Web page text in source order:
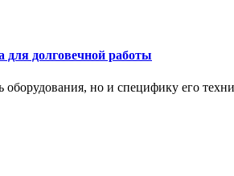
для долговечной работы
но и специфику его